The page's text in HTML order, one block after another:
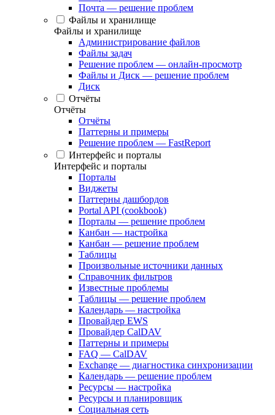
Почта — решение проблем
Файлы и хранилище
Файлы и хранилище
Администрирование файлов
Файлы задач
Решение проблем — онлайн-просмотр
Файлы и Диск — решение проблем
Диск
Отчёты
Отчёты
Отчёты
Паттерны и примеры
Решение проблем — FastReport
Интерфейс и порталы
Интерфейс и порталы
Порталы
Виджеты
Паттерны дашбордов
Portal API (cookbook)
Порталы — решение проблем
Канбан — настройка
Канбан — решение проблем
Таблицы
Произвольные источники данных
Справочник фильтров
Известные проблемы
Таблицы — решение проблем
Календарь — настройка
Провайдер EWS
Провайдер CalDAV
Паттерны и примеры
FAQ — CalDAV
Exchange — диагностика синхронизации
Календарь — решение проблем
Ресурсы — настройка
Ресурсы и планировщик
Социальная сеть